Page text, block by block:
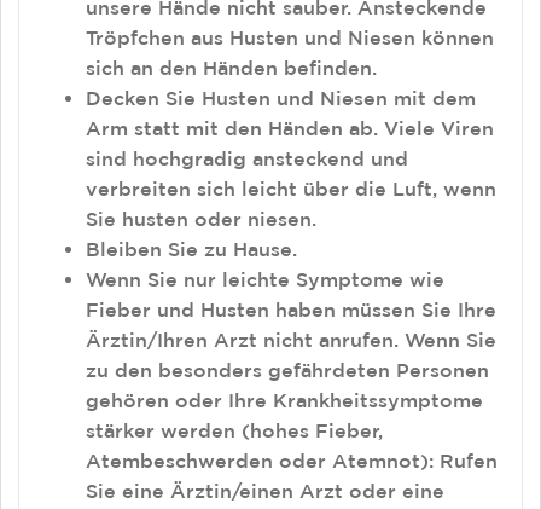
unsere Hände nicht sauber. Ansteckende
Tröpfchen aus Husten und Niesen können
sich an den Händen befinden.
Decken Sie Husten und Niesen mit dem
Arm statt mit den Händen ab. Viele Viren
sind hochgradig ansteckend und
verbreiten sich leicht über die Luft, wenn
Sie husten oder niesen.
Bleiben Sie zu Hause.
Wenn Sie nur leichte Symptome wie
Fieber und Husten haben müssen Sie Ihre
Ärztin/Ihren Arzt nicht anrufen. Wenn Sie
zu den besonders gefährdeten Personen
gehören oder Ihre Krankheitssymptome
stärker werden (hohes Fieber,
Atembeschwerden oder Atemnot): Rufen
Sie eine Ärztin/einen Arzt oder eine